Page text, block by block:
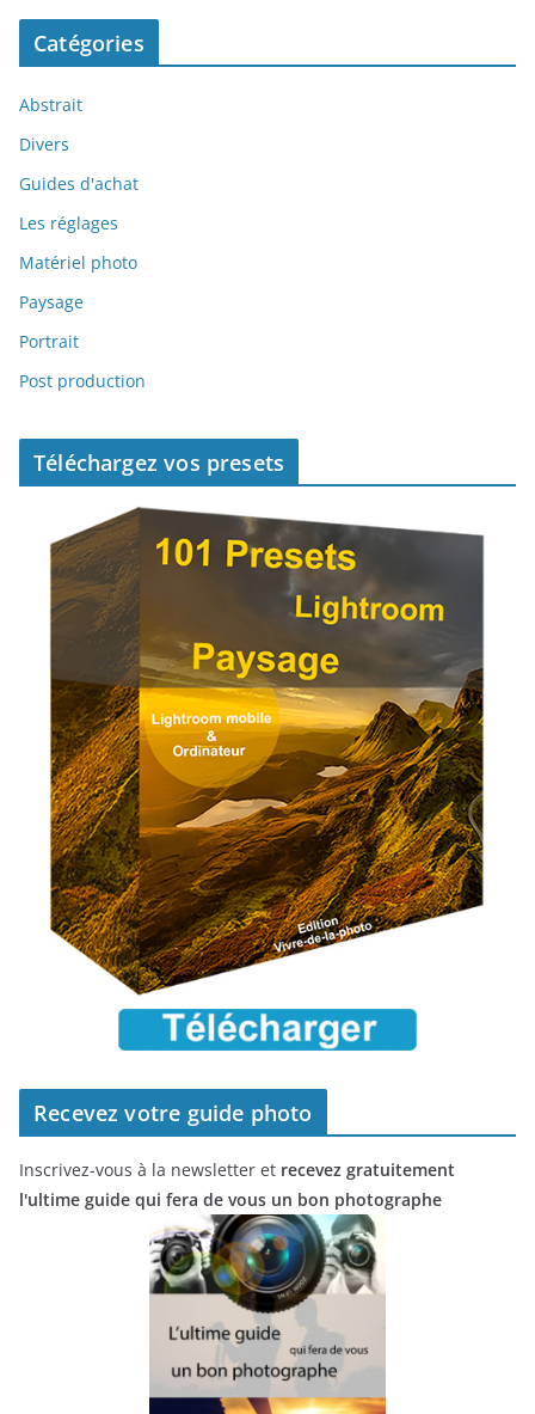
Catégories
Abstrait
Divers
Guides d'achat
Les réglages
Matériel photo
Paysage
Portrait
Post production
Téléchargez vos presets
Recevez votre guide photo
Inscrivez-vous à la newsletter et recevez gratuitement
l'ultime guide qui fera de vous un bon photographe